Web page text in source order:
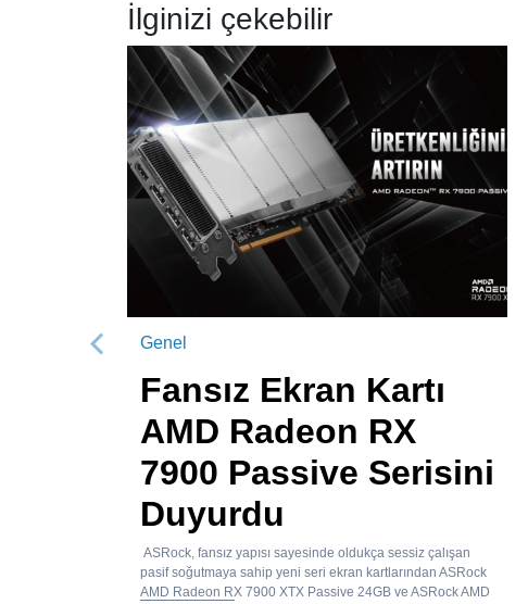
İlginizi çekebilir
Genel
Fansız Ekran Kartı
AMD Radeon RX
7900 Passive Serisini
Duyurdu
ASRock, fansız yapısı sayesinde oldukça sessiz çalışan
pasif soğutmaya sahip yeni seri ekran kartlarından ASRock
AMD Radeon RX 7900 XTX Passive 24GB ve ASRock AMD
Önceki